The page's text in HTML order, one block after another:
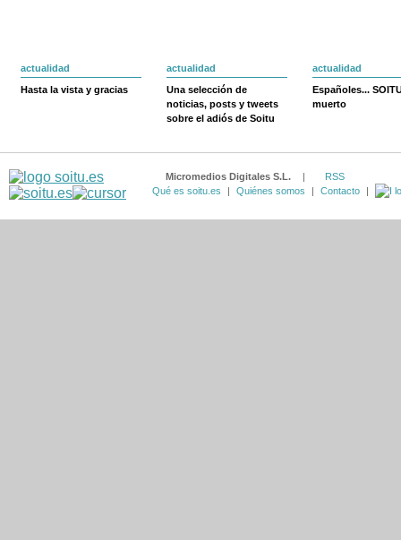
actualidad
Hasta la vista y gracias
actualidad
Una selección de
noticias, posts y tweets
sobre el adiós de Soitu
actualidad
Españoles...
muerto
Micromedios Digitales S.L. |
RSS
Qué es soitu.es
| Quiénes somos | Contacto |